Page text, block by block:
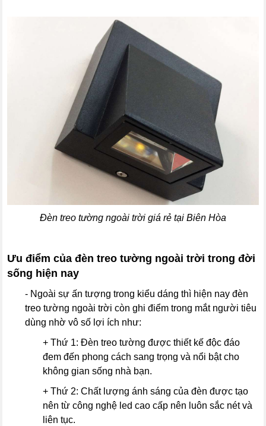
Đèn treo tường ngoài trời giá rẻ tại Biên Hòa
Ưu điểm của đèn treo tường ngoài trời trong đời
sống hiện nay
- Ngoài sự ấn tượng trong kiểu dáng thì hiện nay đèn
treo tường ngoài trời còn ghi điểm trong mắt người tiêu
dùng nhờ vô số lợi ích như:
+ Thứ 1: Đèn treo tường được thiết kế độc đáo
đem đến phong cách sang trọng và nổi bật cho
không gian sống nhà bạn.
+ Thứ 2: Chất lượng ánh sáng của đèn được tạo
nên từ công nghệ led cao cấp nên luôn sắc nét và
liên tục.